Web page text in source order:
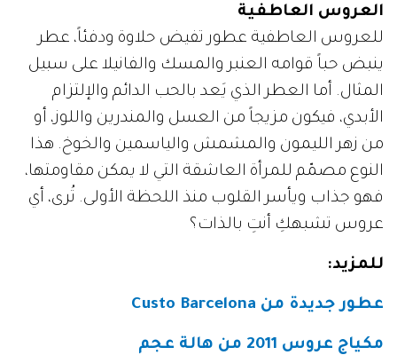
العروس العاطفية
للعروس العاطفية عطور تفيض حلاوة ودفئاً، عطر
ينبض حباً قوامه العنبر والمسك والفانيلا على سبيل
المثال. أما العطر الذي يَعد بالحب الدائم والإلتزام
الأبدي، فيكون مزيجاً من العسل والمندرين واللوز، أو
من زهر الليمون والمشمش والياسمين والخوخ. هذا
النوع مصمّم للمرأة العاشقة التي لا يمكن مقاومتها،
فهو جذاب ويأسر القلوب منذ اللحظة الأولى. تُرى، أي
عروس تشبهكِ أنتِ بالذات؟
للمزيد:
عطور جديدة من Custo Barcelona
مكياج عروس 2011 من هالة عجم